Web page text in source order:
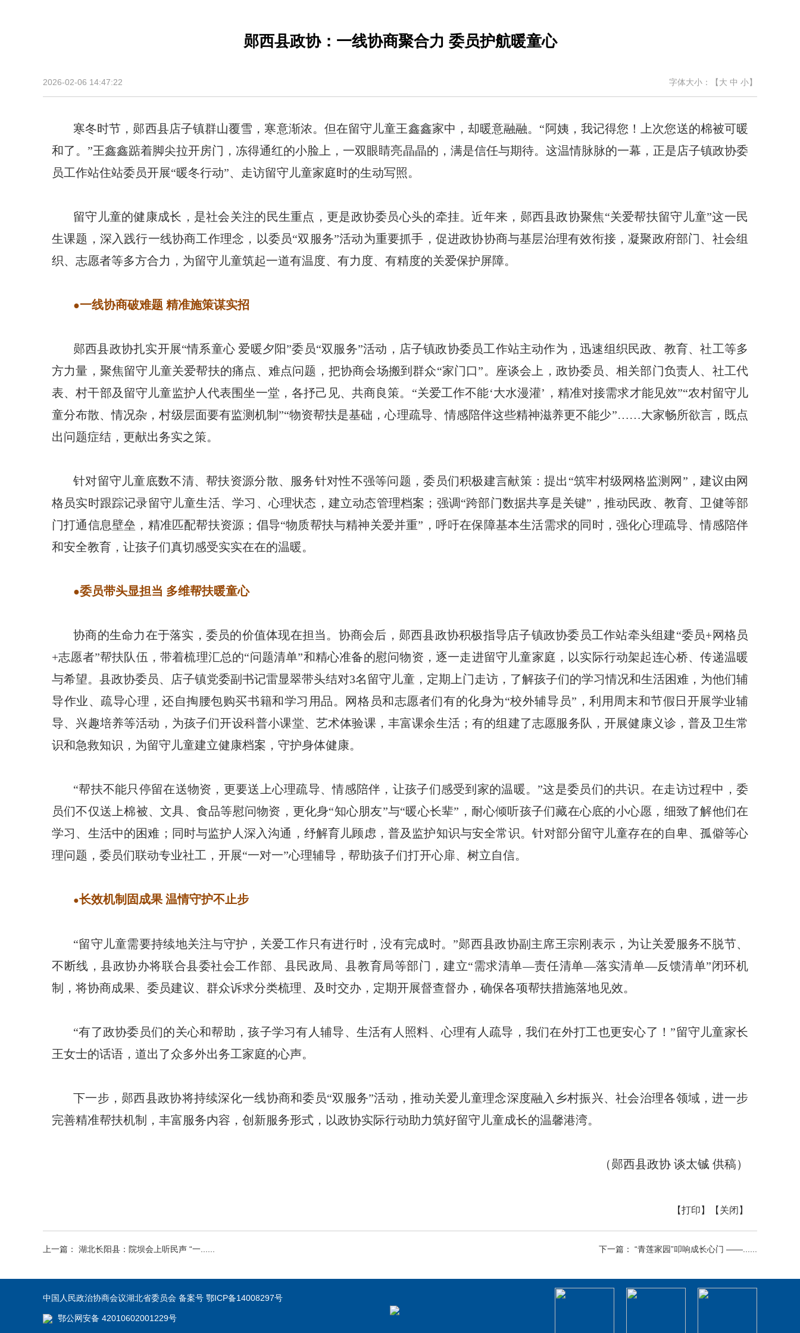
郧西县政协：一线协商聚合力 委员护航暖童心
2026-02-06 14:47:22 字体大小：【大 中 小】
寒冬时节，郧西县店子镇群山覆雪，寒意渐浓。但在留守儿童王鑫鑫家中，却暖意融融。“阿姨，我记得您！上次您送的棉被可暖
和了。”王鑫鑫踮着脚尖拉开房门，冻得通红的小脸上，一双眼睛亮晶晶的，满是信任与期待。这温情脉脉的一幕，正是店子镇政协委
员工作站住站委员开展“暖冬行动”、走访留守儿童家庭时的生动写照。
留守儿童的健康成长，是社会关注的民生重点，更是政协委员心头的牵挂。近年来，郧西县政协聚焦“关爱帮扶留守儿童”这一民
生课题，深入践行一线协商工作理念，以委员“双服务”活动为重要抓手，促进政协协商与基层治理有效衔接，凝聚政府部门、社会组
织、志愿者等多方合力，为留守儿童筑起一道有温度、有力度、有精度的关爱保护屏障。
●一线协商破难题 精准施策谋实招
郧西县政协扎实开展“情系童心 爱暖夕阳”委员“双服务”活动，店子镇政协委员工作站主动作为，迅速组织民政、教育、社工等多
方力量，聚焦留守儿童关爱帮扶的痛点、难点问题，把协商会场搬到群众“家门口”。座谈会上，政协委员、相关部门负责人、社工代
表、村干部及留守儿童监护人代表围坐一堂，各抒己见、共商良策。“关爱工作不能‘大水漫灌’，精准对接需求才能见效”“农村留守儿
童分布散、情况杂，村级层面要有监测机制”“物资帮扶是基础，心理疏导、情感陪伴这些精神滋养更不能少”……大家畅所欲言，既点
出问题症结，更献出务实之策。
针对留守儿童底数不清、帮扶资源分散、服务针对性不强等问题，委员们积极建言献策：提出“筑牢村级网格监测网”，建议由网
格员实时跟踪记录留守儿童生活、学习、心理状态，建立动态管理档案；强调“跨部门数据共享是关键”，推动民政、教育、卫健等部
门打通信息壁垒，精准匹配帮扶资源；倡导“物质帮扶与精神关爱并重”，呼吁在保障基本生活需求的同时，强化心理疏导、情感陪伴
和安全教育，让孩子们真切感受实实在在的温暖。
●委员带头显担当 多维帮扶暖童心
协商的生命力在于落实，委员的价值体现在担当。协商会后，郧西县政协积极指导店子镇政协委员工作站牵头组建“委员+网格员
+志愿者”帮扶队伍，带着梳理汇总的“问题清单”和精心准备的慰问物资，逐一走进留守儿童家庭，以实际行动架起连心桥、传递温暖
与希望。县政协委员、店子镇党委副书记雷显翠带头结对3名留守儿童，定期上门走访，了解孩子们的学习情况和生活困难，为他们辅
导作业、疏导心理，还自掏腰包购买书籍和学习用品。网格员和志愿者们有的化身为“校外辅导员”，利用周末和节假日开展学业辅
导、兴趣培养等活动，为孩子们开设科普小课堂、艺术体验课，丰富课余生活；有的组建了志愿服务队，开展健康义诊，普及卫生常
识和急救知识，为留守儿童建立健康档案，守护身体健康。
“帮扶不能只停留在送物资，更要送上心理疏导、情感陪伴，让孩子们感受到家的温暖。”这是委员们的共识。在走访过程中，委
员们不仅送上棉被、文具、食品等慰问物资，更化身“知心朋友”与“暖心长辈”，耐心倾听孩子们藏在心底的小心愿，细致了解他们在
学习、生活中的困难；同时与监护人深入沟通，纾解育儿顾虑，普及监护知识与安全常识。针对部分留守儿童存在的自卑、孤僻等心
理问题，委员们联动专业社工，开展“一对一”心理辅导，帮助孩子们打开心扉、树立自信。
●长效机制固成果 温情守护不止步
“留守儿童需要持续地关注与守护，关爱工作只有进行时，没有完成时。”郧西县政协副主席王宗刚表示，为让关爱服务不脱节、
不断线，县政协办将联合县委社会工作部、县民政局、县教育局等部门，建立“需求清单—责任清单—落实清单—反馈清单”闭环机
制，将协商成果、委员建议、群众诉求分类梳理、及时交办，定期开展督查督办，确保各项帮扶措施落地见效。
“有了政协委员们的关心和帮助，孩子学习有人辅导、生活有人照料、心理有人疏导，我们在外打工也更安心了！”留守儿童家长
王女士的话语，道出了众多外出务工家庭的心声。
下一步，郧西县政协将持续深化一线协商和委员“双服务”活动，推动关爱儿童理念深度融入乡村振兴、社会治理各领域，进一步
完善精准帮扶机制，丰富服务内容，创新服务形式，以政协实际行动助力筑好留守儿童成长的温馨港湾。
（郧西县政协 谈太铖 供稿）
【打印】 【关闭】
上一篇： 湖北长阳县：院坝会上听民声 “一...... 下一篇： “青莲家园”叩响成长心门 ——......
中国人民政治协商会议湖北省委员会 备案号 鄂ICP备14008297号
鄂公网安备 42010602001229号